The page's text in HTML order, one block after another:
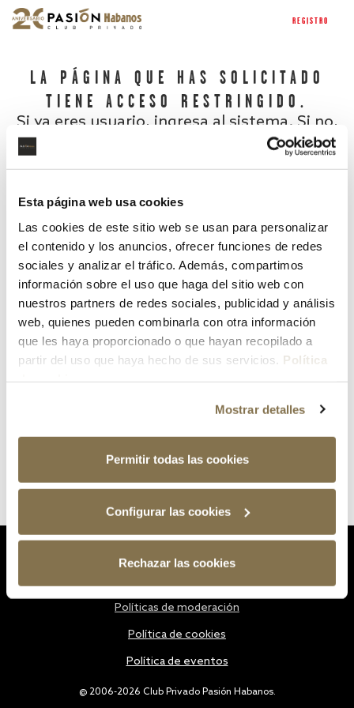
Esta página web usa cookies
Las cookies de este sitio web se usan para personalizar
el contenido y los anuncios, ofrecer funciones de redes
sociales y analizar el tráfico. Además, compartimos
información sobre el uso que haga del sitio web con
nuestros partners de redes sociales, publicidad y análisis
web, quienes pueden combinarla con otra información
que les haya proporcionado o que hayan recopilado a
partir del uso que haya hecho de sus servicios. Política
Mostrar detalles
Permitir todas las cookies
Configurar las cookies
Rechazar las cookies
REGISTRO
LA PÁGINA QUE HAS SOLICITADO
TIENE ACCESO RESTRINGIDO.
Si ya eres usuario, ingresa al sistema. Si no,
¿Has olvidado tu contraseña?
@ 2006-2026 Club Privado Pasión Habanos.
Políticas de moderación
Política de cookies
Política de eventos